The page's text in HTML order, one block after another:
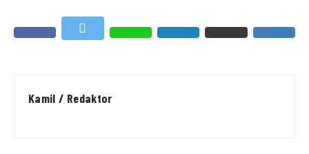
Kamil / Redaktor